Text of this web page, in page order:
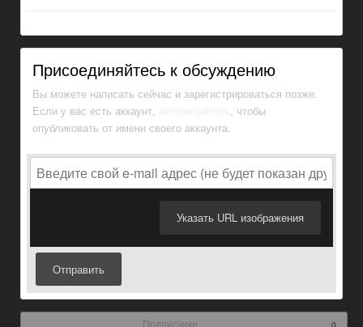
Присоединяйтесь к обсуждению
Вы можете написать сейчас и зарегистрироваться позже.
Если у вас есть аккаунт,
, чтобы
опубликовать от имени своего аккаунта.
Указать URL изображения
Отправить
Подписчики 0